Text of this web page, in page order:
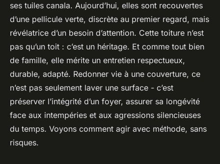
ses tuiles canala. Aujourd’hui, elles sont recouvertes
d’une pellicule verte, discrète au premier regard, mais
révélatrice d’un besoin d’attention. Cette toiture n’est
pas qu’un toit : c’est un héritage. Et comme tout bien
de famille, elle mérite un entretien respectueux,
durable, adapté. Redonner vie à une couverture, ce
n’est pas seulement laver une surface - c’est
préserver l’intégrité d’un foyer, assurer sa longévité
face aux intempéries et aux agressions silencieuses
du temps. Voyons comment agir avec méthode, sans
risques.